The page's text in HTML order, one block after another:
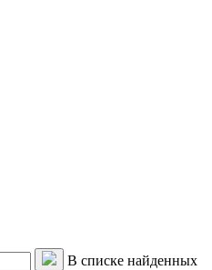
В списке найденных